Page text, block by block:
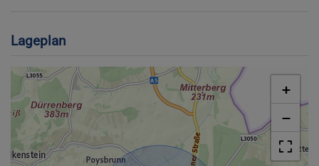
Lageplan
+
−